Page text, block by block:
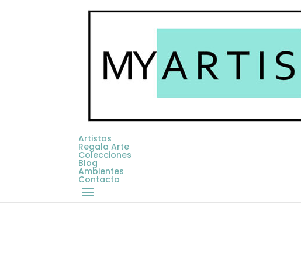
Artistas
Regala Arte
Colecciones
Blog
Ambientes
Contacto